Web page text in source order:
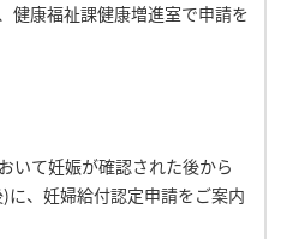
健康福祉課健康増進室で申請を
いて妊娠が確認された後から
、妊婦給付認定申請をご案内